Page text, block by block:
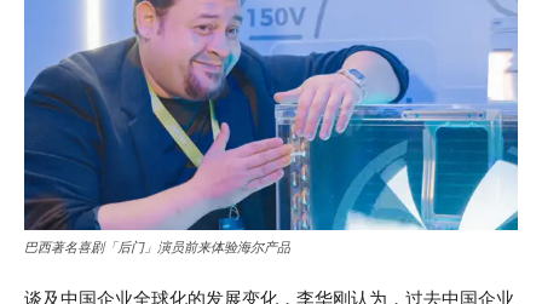
巴西著名喜剧「后门」演员前来体验海尔产品
谈及中国企业全球化的发展变化，李华刚认为，过去中国企业